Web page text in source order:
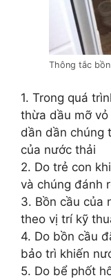
Thông tắc
1. Trong quá
thừa dầu mỡ
dần dần chúng
của nước thải
2. Do trẻ con
và chúng đánh
3. Bồn cầu của
theo vị trí kỹ
4. Do bồn cầu
bảo trì khiến
5. Do bể phốt